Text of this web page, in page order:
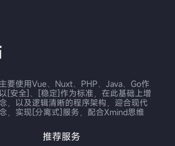
要使用Vue、Nuxt、PHP、Java、Go作
[安全]、[稳定]作为标准，在此基础上增
，以及逻辑清晰的程序架构，迎合现代
，实现[分离式]服务，配合Xmind思维
推荐服务